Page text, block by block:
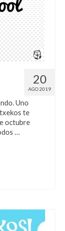
20
AGO 2019
Uno
te
octubre
…